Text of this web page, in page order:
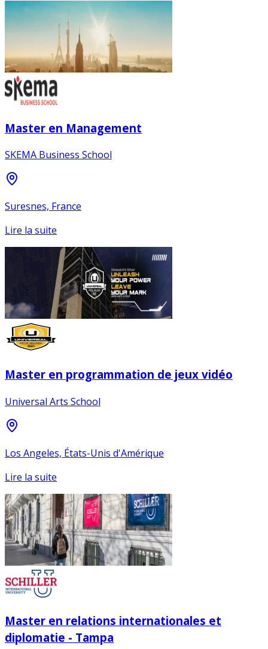
Master en Management
SKEMA Business School
Suresnes, France
Lire la suite
Master en programmation de jeux vidéo
Universal Arts School
Los Angeles, États-Unis d'Amérique
Lire la suite
Master en relations internationales et
diplomatie - Tampa